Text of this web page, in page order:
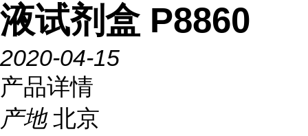
液试剂盒 P8860
2020-04-15
产品详情
产地 北京